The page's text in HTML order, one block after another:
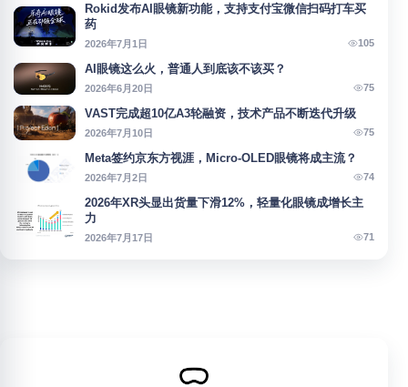
Rokid发布AI眼镜新功能，支持支付宝微信扫码打车买
药
2026年7月1日 105
AI眼镜这么火，普通人到底该不该买？
2026年6月20日 75
VAST完成超10亿A3轮融资，技术产品不断迭代升级
2026年7月10日 75
Meta签约京东方视涯，Micro-OLED眼镜将成主流？
2026年7月2日 74
2026年XR头显出货量下滑12%，轻量化眼镜成增长主
力
2026年7月17日 71